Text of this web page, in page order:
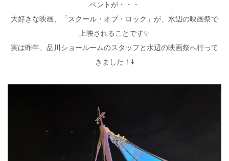
ベントが・・・
大好きな映画、「スクール・オブ・ロック」が、水辺の映画祭で
上映されることです✨
実は昨年、品川ショールームのスタッフと水辺の映画祭へ行って
きました！↓